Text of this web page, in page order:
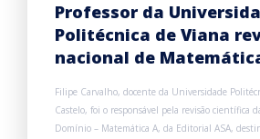
Professor da
Politécnica de Viana
nacional de
Filipe Carvalho, docente da Universidade
Castelo, foi o responsável pela revisão científica
Domínio – Matemática A, da Editorial ASA,